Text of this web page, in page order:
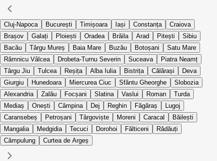
Cluj-Napoca București Timișoara Iași Constanța
Craiova
Brașov
Galați Ploiești Oradea Brăila Arad Pitești
Sibiu
Bacău
Târgu Mureș Baia Mare Buzău Botoșani
Satu Mare
Râmnicu Vâlcea
Drobeta-Turnu Severin Suceava
Piatra Neamț
Târgu Jiu
Tulcea Reșița Alba Iulia Bistrița Călărași
Deva
Giurgiu
Hunedoara Miercurea Ciuc Sfântu Gheorghe
Slobozia
Alexandria
Zalău Focșani Slatina Vaslui Roman
Turda
Mediaș
Onești Câmpina Dej Reghin Făgăraș
Lugoj
Caransebeș
Petroșani Târgoviște Moreni Caracal
Băilești
Mangalia
Medgidia Tecuci Dorohoi Fălticeni
Rădăuți
Câmpulung
Curtea de Argeș